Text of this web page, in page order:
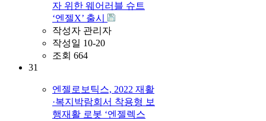
자 위한 웨어러블 슈트
‘엔젤X’ 출시
작성자 관리자
작성일 10-20
조회 664
31
엔젤로보틱스, 2022 재활
·복지박람회서 착용형 보
행재활 로봇 ‘엔젤렉스